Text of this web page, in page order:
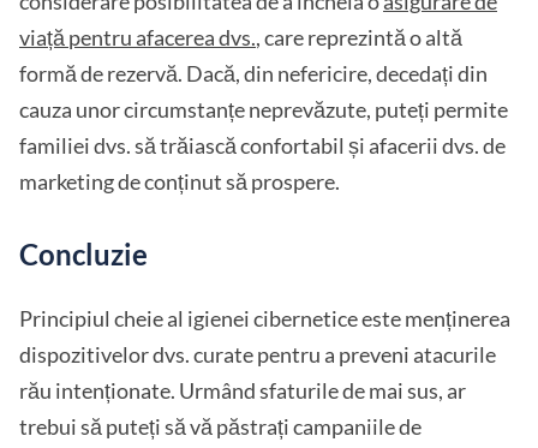
viață pentru afacerea dvs., care reprezintă o altă
formă de rezervă. Dacă, din nefericire, decedați din
cauza unor circumstanțe neprevăzute, puteți permite
familiei dvs. să trăiască confortabil și afacerii dvs. de
marketing de conținut să prospere.
Concluzie
Principiul cheie al igienei cibernetice este menținerea
dispozitivelor dvs. curate pentru a preveni atacurile
rău intenționate. Urmând sfaturile de mai sus, ar
trebui să puteți să vă păstrați campaniile de